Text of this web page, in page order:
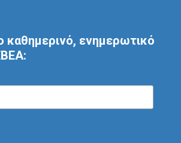
καθημερινό, ενημερωτικό